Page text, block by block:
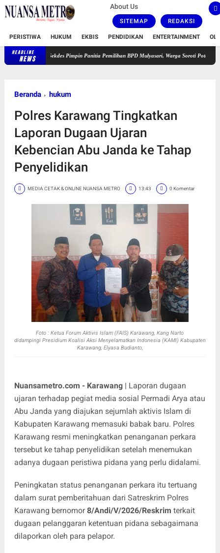
About Us
SITEMAP REDAKSI
PERISTIWA HUKUM EKBIS PENDIDIKAN ENTERTAINMENT
HEADLINE
NEWS
Sekdes Pimpin Panitia Pemilihan BPD Mulyasari, Warga Soroti Potensi Konflik
Beranda hukum
Polres Karawang Tingkatkan
Laporan Dugaan Ujaran
Kebencian Abu Janda ke Tahap
Penyelidikan
MEDIA CETAK & ONLINE NUANSA METRO 13:43 0 Komentar
Foto :Ketua Forum Aktivis Islam (FAIS) Karawang, Kang Narto
didampingi Presidium Koalisi Aksi Menyelamatkan Indonesia (KAMI) Kabupaten
Karawang, Elyasa Budianto,
Nuansametro.com - Karawang| Laporan dugaan
ujaran terhadap pegiat media sosial Permadi Arya atau
Abu Janda yang diajukan sejumlah aktivis Islam di
Kabupaten Karawang memasuki babak baru. Polres
Karawang resmi meningkatkan penanganan perkara
tersebut ke tahap penyelidikan setelah menemukan
adanya dugaan peristiwa pidana yang perlu didalami.
Peningkatan status penanganan perkara itu tertuang
dalam surat pemberitahuan dari Satreskrim Polres
Karawang bernomor8/Andi/V/2026/Reskrim terkait
dugaan pelanggaran ketentuan pidana sebagaimana
dilaporkan oleh para pelapor.